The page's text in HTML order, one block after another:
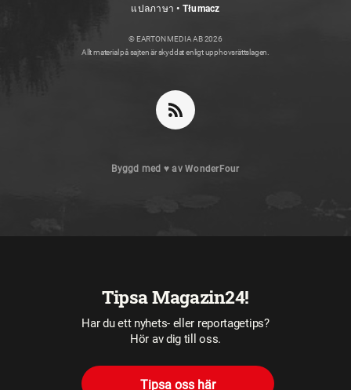
แปลภาษา • Tłumacz
© EARTON MEDIA AB 2026
Allt material på sajten är skyddat enligt upphovsrättslagen.
Byggd med ♥ avWonderFour
Tipsa Magazin24!
Har du ett nyhets- eller reportagetips?
Hör av dig till oss.
Tipsa oss här